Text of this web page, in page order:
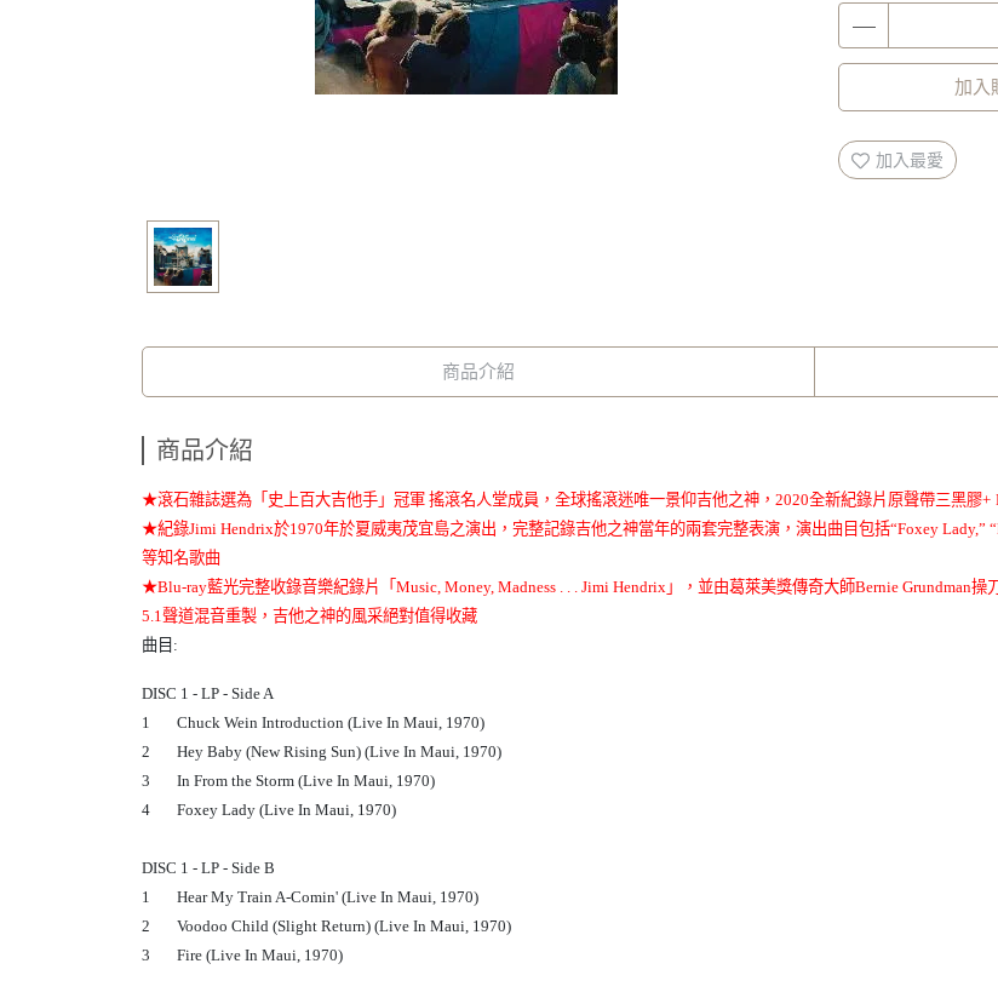
加入
加入最愛
商品介紹
商品介紹
★滾石雜誌選為「史上百大吉他手」冠軍 搖滾名人堂成員，全球搖滾迷唯一景仰吉他之神，2020全新紀錄片原聲帶三黑膠+
★紀錄Jimi Hendrix於1970年於夏威夷茂宜島之演出，完整記錄吉他之神當年的兩套完整表演，演出曲目包括“Foxey Lady,”
等知名歌曲
★Blu-ray藍光完整收錄音樂紀錄片「Music, Money, Madness . . . Jimi Hendrix」，並由葛萊美獎傳奇大師Bernie Grundman
5.1聲道混音重製，吉他之神的風采絕對值得收藏
曲目:
DISC 1 - LP - Side A
1
Chuck Wein Introduction (Live In Maui, 1970)
2
Hey Baby (New Rising Sun) (Live In Maui, 1970)
3
In From the Storm (Live In Maui, 1970)
4
Foxey Lady (Live In Maui, 1970)
DISC 1 - LP - Side B
1
Hear My Train A-Comin' (Live In Maui, 1970)
2
Voodoo Child (Slight Return) (Live In Maui, 1970)
3
Fire (Live In Maui, 1970)